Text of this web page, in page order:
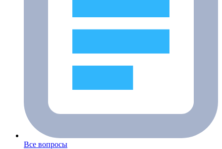
Все вопросы